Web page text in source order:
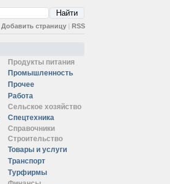
Добавить страницу | RSS
Продукты питания
Промышленность
Прочее
Работа
Сельское хозяйство
Спецтехника
Справочники
Строительство
Товары и услуги
Транспорт
Турфирмы